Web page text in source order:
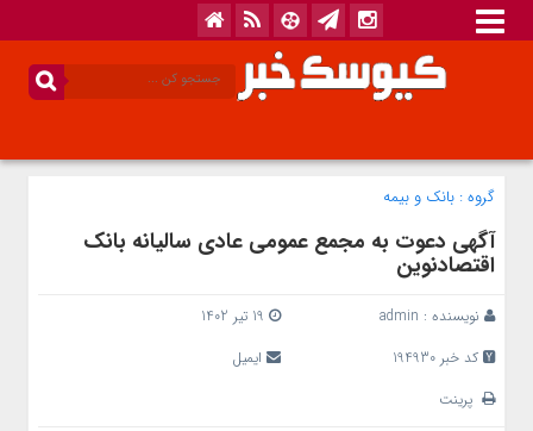
گروه : بانک‌ و بیمه
آگهی دعوت به مجمع عمومی عادی سالیانه بانک
اقتصادنوین
نویسنده : admin
کد خبر 194930
ایمیل
پرینت